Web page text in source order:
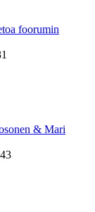
foorumin
& Mari